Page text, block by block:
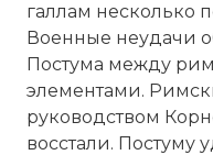
галлам несколько
Военные неудачи
Постума между
элементами.
руководством
восстали. Постуму